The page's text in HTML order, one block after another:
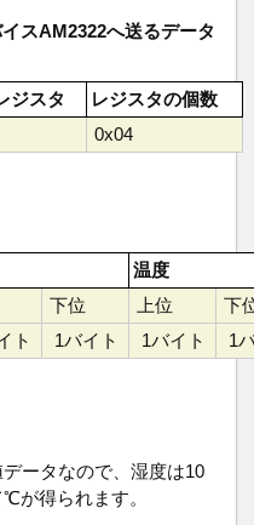
スAM2322へ送るデータ
ジスタ
レジスタの個数
0x04
温度
下位 上位
下
ト 1バイト 1バイト 1
ータなので、湿度は10
が得られます。